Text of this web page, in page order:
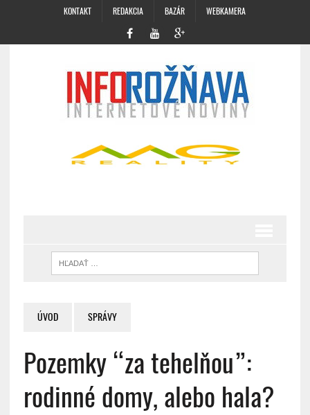
KONTAKT REDAKCIA BAZÁR WEBKAMERA
ÚVOD SPRÁVY
Pozemky “za tehelňou”:
rodinné domy, alebo hala?